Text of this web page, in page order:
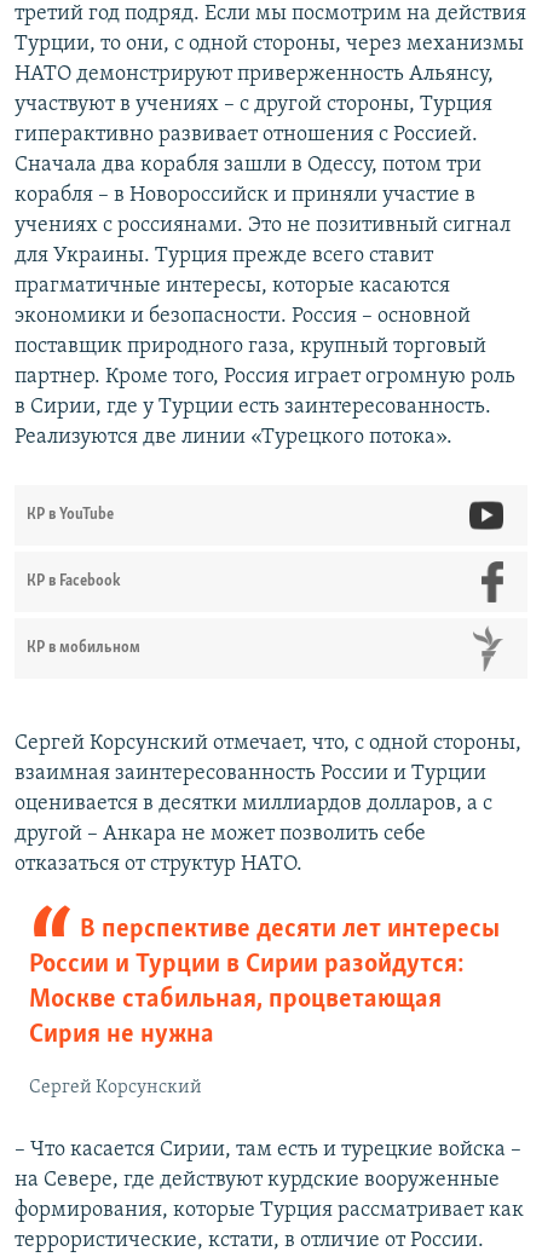
третий год подряд. Если мы посмотрим на действия
Турции, то они, с одной стороны, через механизмы
НАТО демонстрируют приверженность Альянсу,
участвуют в учениях – с другой стороны, Турция
гиперактивно развивает отношения с Россией.
Сначала два корабля зашли в Одессу, потом три
корабля – в Новороссийск и приняли участие в
учениях с россиянами. Это не позитивный сигнал
для Украины. Турция прежде всего ставит
прагматичные интересы, которые касаются
экономики и безопасности. Россия – основной
поставщик природного газа, крупный торговый
партнер. Кроме того, Россия играет огромную роль
в Сирии, где у Турции есть заинтересованность.
Реализуются две линии «Турецкого потока».
КР в YouTube
КР в Facebook
КР в мобильном
Сергей Корсунский отмечает, что, с одной стороны,
взаимная заинтересованность России и Турции
оценивается в десятки миллиардов долларов, а с
другой – Анкара не может позволить себе
отказаться от структур НАТО.
В перспективе десяти лет интересы
России и Турции в Сирии разойдутся:
Москве стабильная, процветающая
Сирия не нужна
Сергей Корсунский
– Что касается Сирии, там есть и турецкие войска –
на Севере, где действуют курдские вооруженные
формирования, которые Турция рассматривает как
террористические, кстати, в отличие от России.